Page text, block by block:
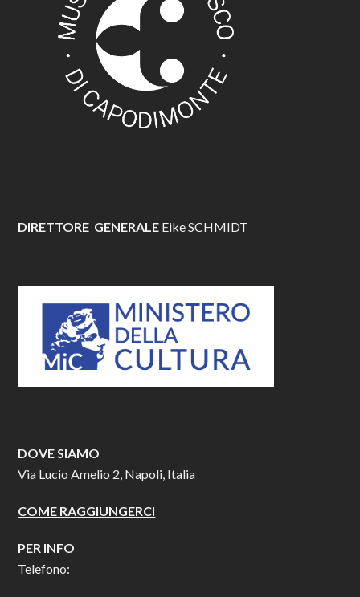
DIRETTORE GENERALE Eike SCHMIDT
DOVE SIAMO
Via Lucio Amelio 2, Napoli, Italia
COME RAGGIUNGERCI
PER INFO
Telefono: